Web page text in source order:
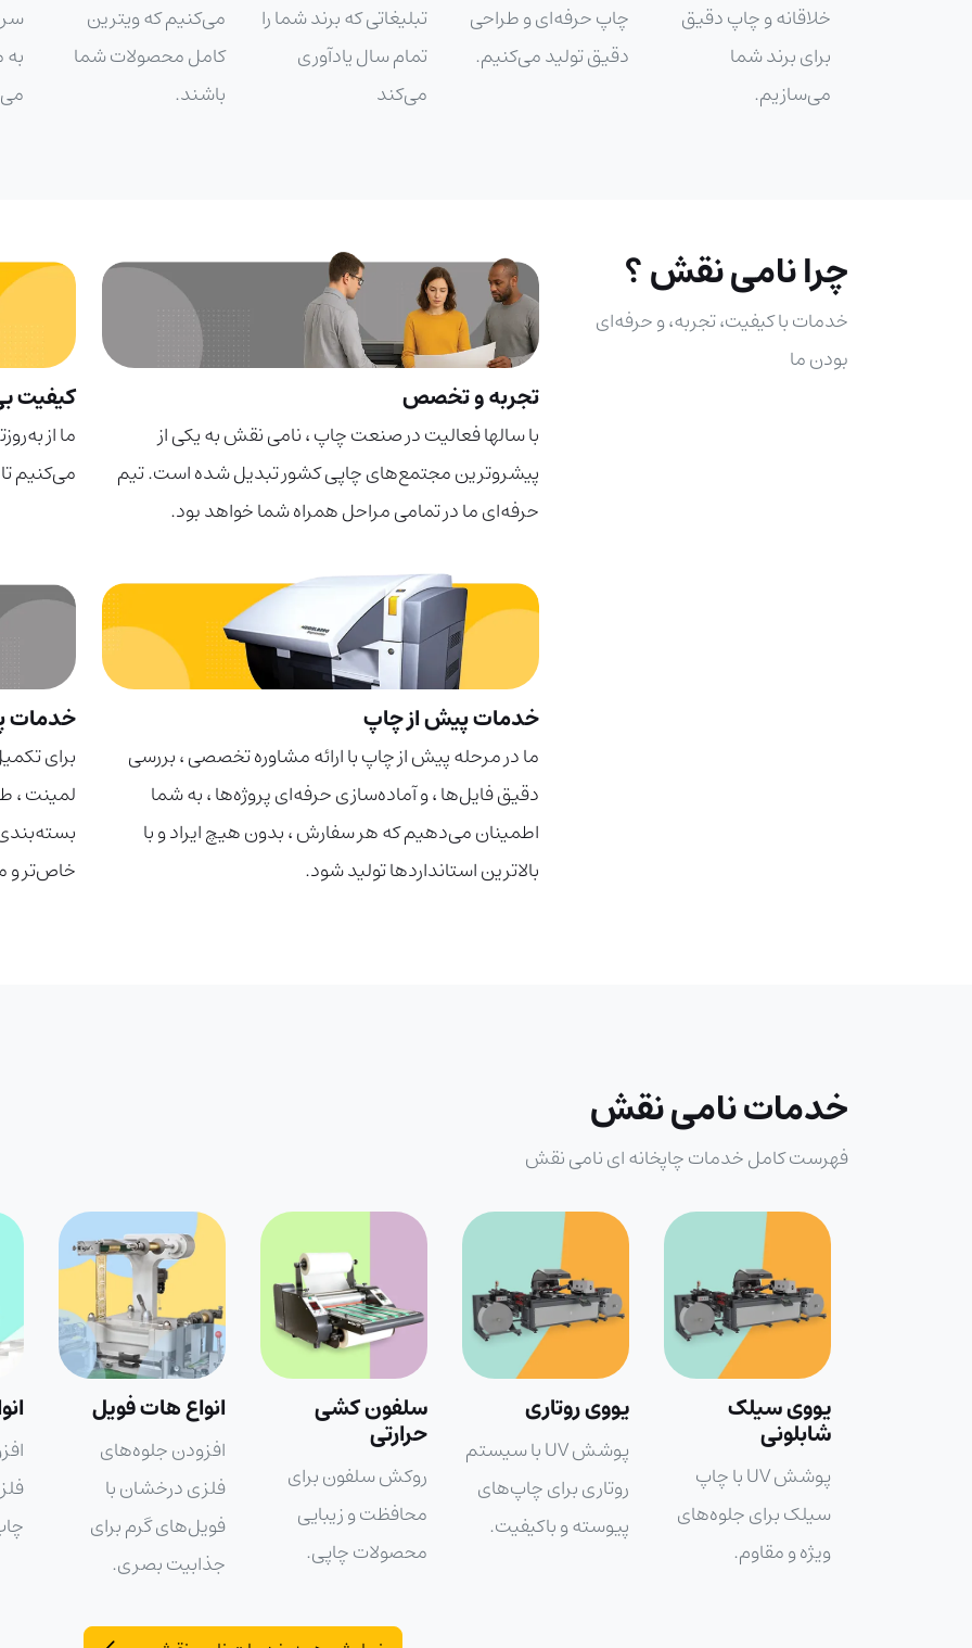
چاپ حرفه‌ای و طراحی
دقیق تولید می‌کنیم.
تبلیغاتی که برند شما را
تمام سال یادآوری
می‌کنیم که ویترین
کامل محصولات شما
باشند.
سربرگ‌های رسمی که
به مکاتبات شما اعتبار
می‌بخشند
چرا نامی نقش ؟
خدمات با کیفیت، تجربه، و حرفه‌ای
بودن ما
تجربه و تخصص
با سالها فعالیت در صنعت چاپ ، نامی نقش به یکی از
پیشروترین مجتمع‌های چاپی کشور تبدیل شده است. تیم
حرفه‌ای ما در تمامی مراحل همراه شما خواهد بود.
کیفیت
ما از
می‌کنیم
خدمات پیش از چاپ
ما در مرحله پیش از چاپ با ارائه مشاوره تخصصی ، بررسی
دقیق فایل‌ها ، و آماده‌سازی حرفه‌ای پروژه‌ها ، به شما
اطمینان می‌دهیم که هر سفارش ، بدون هیچ ایراد و با
بالاترین استانداردها تولید شود.
خدمات
برای
لمینت ،
خاص‌تر و
خدمات نامی نقش
فهرست کامل خدمات چاپخانه ای نامی نقش
یووی روتاری
روتاری برای چاپ‌های
پیوسته و باکیفیت.
سلفون کشی
حرارتی
روکش سلفون برای
محافظت و زیبایی
انواع هات فویل
افزودن جلوه‌های
فلزی درخشان با
فویل‌های گرم برای
جذابیت بصری.
انواع کلد فویل
افزودن جلوه‌های
فلزی با فویل سرد برای
چاپ‌های خاص.